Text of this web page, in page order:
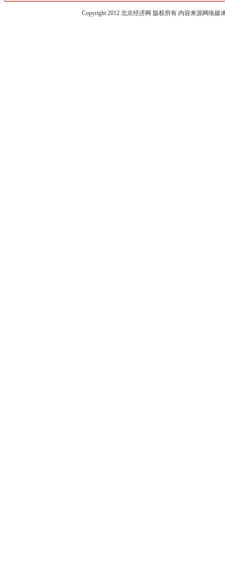
Copyright 2012 北京经济网 版权所有 内容来源网络媒